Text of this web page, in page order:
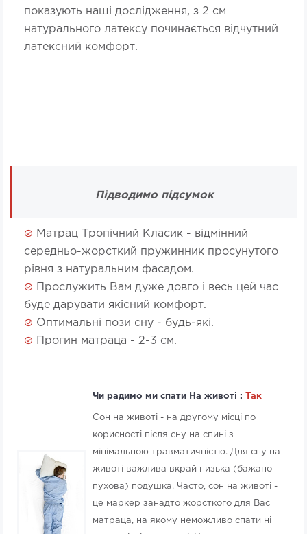
показують наші дослідження, з 2 см
натурального латексу починається відчутний
латексний комфорт.
Підводимо підсумок
Матрац Тропічний Класик - відмінний
середньо-жорсткий пружинник просунутого
рівня з натуральним фасадом.
Прослужить Вам дуже довго і весь цей час
буде дарувати якісний комфорт.
Оптимальні пози сну - будь-які.
Прогин матраца - 2-3 см.
Чи радимо ми спати На животі : Так
Сон на животі - на другому місці по
корисності після сну на спині з
мінімальною травматичністю. Для сну на
животі важлива вкрай низька (бажано
пухова) подушка. Часто, сон на животі -
це маркер занадто жорсткого для Вас
матраца, на якому неможливо спати ні